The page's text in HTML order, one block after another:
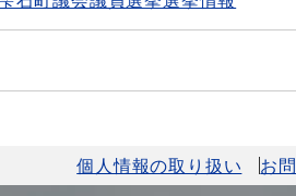
個人情報の取り扱い お